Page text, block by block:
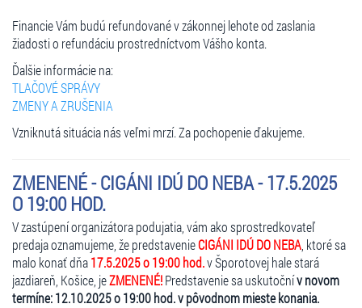
Financie Vám budú refundované v zákonnej lehote od zaslania
žiadosti o refundáciu prostredníctvom Vášho konta.
Ďalšie informácie na:
TLAČOVÉ SPRÁVY
ZMENY A ZRUŠENIA
Vzniknutá situácia nás veľmi mrzí. Za pochopenie ďakujeme.
ZMENENÉ - CIGÁNI IDÚ DO NEBA - 17.5.2025
O 19:00 HOD.
V zastúpení organizátora podujatia, vám ako sprostredkovateľ
predaja oznamujeme, že predstavenieCIGÁNI IDÚ DO NEBA, ktoré sa
malo konať dňa17.5.2025 o 19:00 hod.v Šporotovej hale stará
jazdiareň, Košice, jeZMENENÉ!Predstavenie sa uskutočnív novom
termíne: 12.10.2025 o 19:00 hod. v pôvodnom mieste konania.